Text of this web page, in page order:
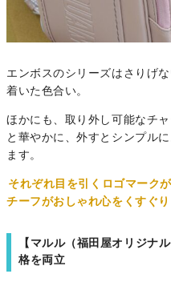
エンボスのシリーズはさりげ
着いた色合い。
ほかにも、取り外し可能なチ
と華やかに、外すとシンプル
ます。
それぞれ目を引くロゴマーク
チーフがおしゃれ心をくすぐり
【マルル（福田屋オリジナ
格を両立